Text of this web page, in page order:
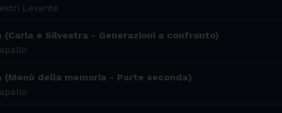
Levante
(Carla e Silvestra - Generazioni a confronto)
(Menù della memoria - Parte seconda)